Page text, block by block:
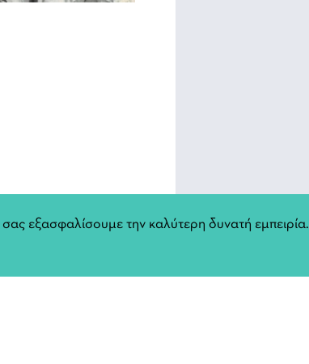
εξασφαλίσουμε την καλύτερη δυνατή εμπειρία.